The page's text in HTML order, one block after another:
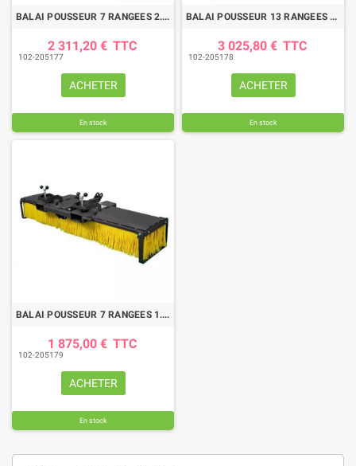
BALAI POUSSEUR 7 RANGEES 2.5 METRES
2 311,20 € TTC
102-205177
ACHETER
En stock
BALAI POUSSEUR 13 RANGEES 2.5 METRES
3 025,80 € TTC
102-205178
ACHETER
En stock
BALAI POUSSEUR 7 RANGEES 1.5 METRES
1 875,00 € TTC
102-205179
ACHETER
En stock